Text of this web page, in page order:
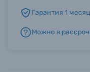
Б/У фототехника
Гарантия 1 месяц
Можно в